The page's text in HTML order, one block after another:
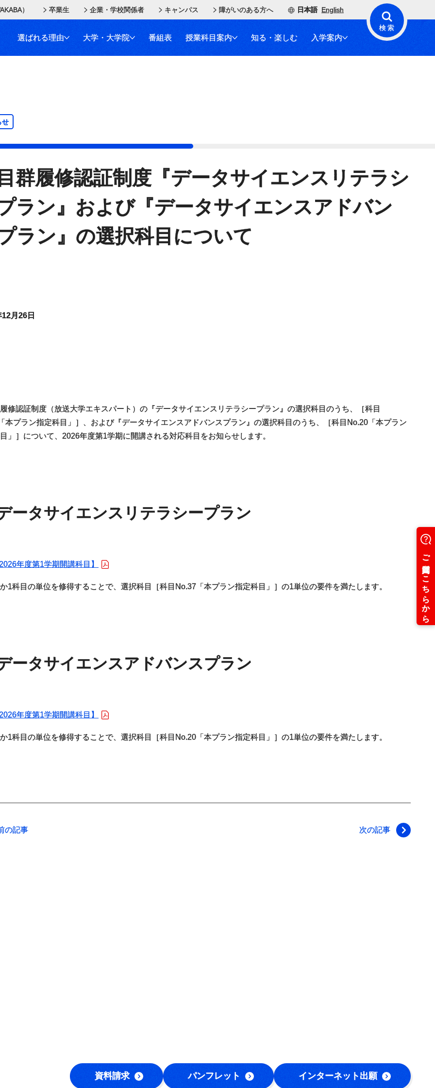
） 卒業生 企業・学校関係者 キャンパス 障がいのある方へ 日本語 English
選ばれる理由 大学・大学院 番組表 授業科目案内 知る・楽しむ 入学案内
検索
せ
群履修認証制度『データサイエンスリテラシ
ラン』および『データサイエンスアドバン
ラン』の選択科目について
月26日
修認証制度（放送大学エキスパート）の『データサイエンスリテラシープラン』の選択科目のうち、［科目
本プラン指定科目」］、および『データサイエンスアドバンスプラン』の選択科目のうち、［科目No.20「本プラン
」］について、2026年度第1学期に開講される対応科目をお知らせします。
ータサイエンスリテラシープラン
2026年度第1学期開講科目】
1科目の単位を修得することで、選択科目［科目No.37「本プラン指定科目」］の1単位の要件を満たします。
ータサイエンスアドバンスプラン
2026年度第1学期開講科目】
1科目の単位を修得することで、選択科目［科目No.20「本プラン指定科目」］の1単位の要件を満たします。
の記事 次の記事
資料請求 パンフレット インターネット出願